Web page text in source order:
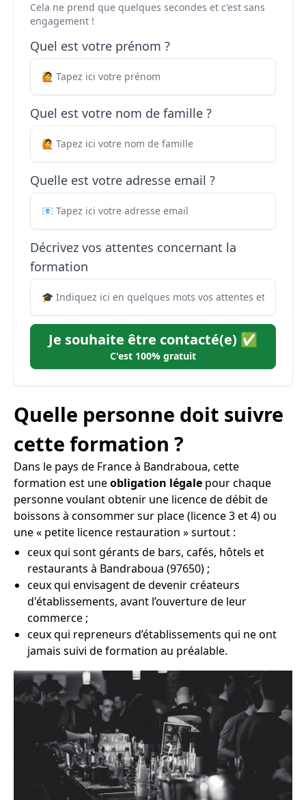
Cela ne prend que quelques secondes et c'est sans
engagement !
Quel est votre prénom ?
Quel est votre nom de famille ?
Quelle est votre adresse email ?
Décrivez vos attentes concernant la
formation
Je souhaite être contacté(e) ✅
C'est 100% gratuit
Quelle personne doit suivre
cette formation ?
Dans le pays de France à Bandraboua, cette
formation est uneobligation légale pour chaque
personne voulant obtenir une licence de débit de
boissons à consommer sur place (licence 3 et 4) ou
une « petite licence restauration » surtout :
ceux qui sont gérants de bars, cafés, hôtels et
restaurants à Bandraboua (97650) ;
ceux qui envisagent de devenir créateurs
d'établissements, avant l’ouverture de leur
commerce ;
ceux qui repreneurs d’établissements qui ne ont
jamais suivi de formation au préalable.